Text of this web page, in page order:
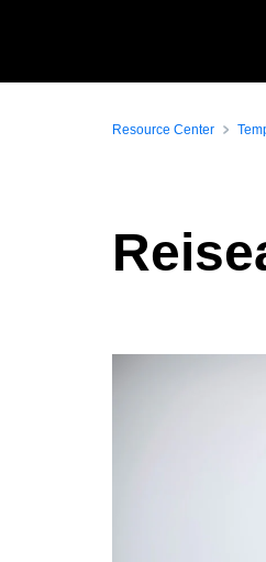
Resource Center